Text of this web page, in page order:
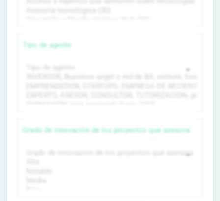
Tipo de agente
Grado de innovación de los proyectos que asesora